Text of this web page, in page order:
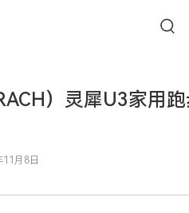
）灵犀U3家用
11月8日